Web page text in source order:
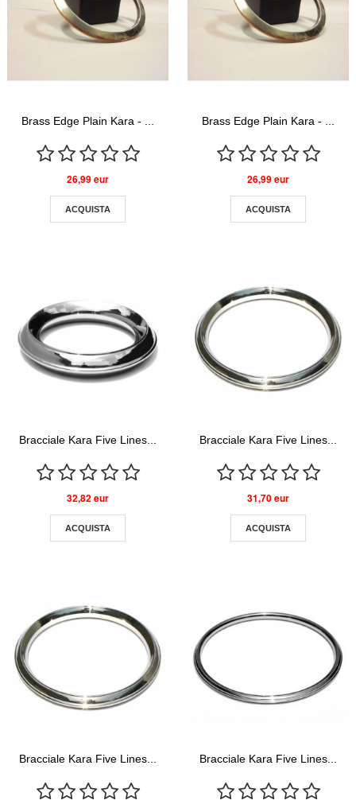
Brass Edge Plain Kara - ...
26,99 eur
ACQUISTA
Brass Edge Plain Kara - ...
26,99 eur
ACQUISTA
Bracciale Kara Five Lines...
32,82 eur
ACQUISTA
Bracciale Kara Five Lines...
31,70 eur
ACQUISTA
Bracciale Kara Five Lines... Bracciale Kara Five Lines...